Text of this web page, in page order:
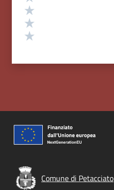
Comune di Petacciato